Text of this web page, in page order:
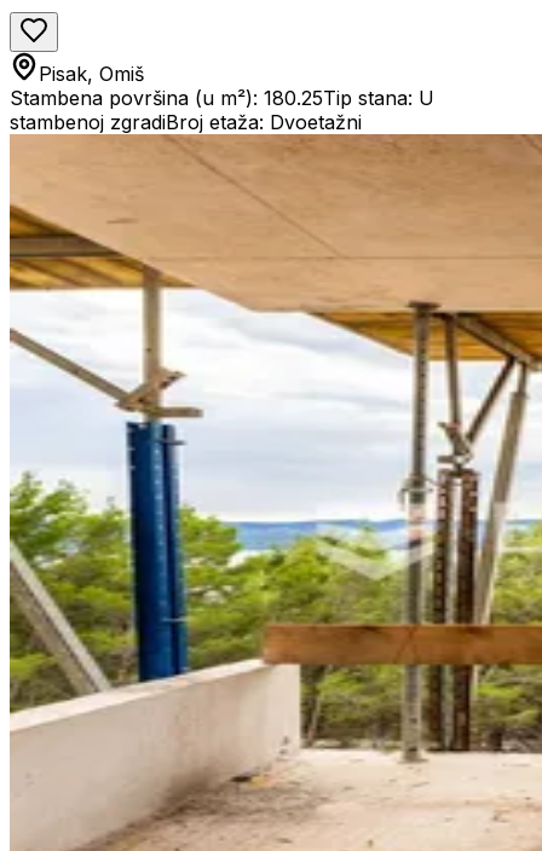
Pisak, Omiš
Stambena površina (u m²): 180.25Tip stana: U
stambenoj zgradiBroj etaža: Dvoetažni